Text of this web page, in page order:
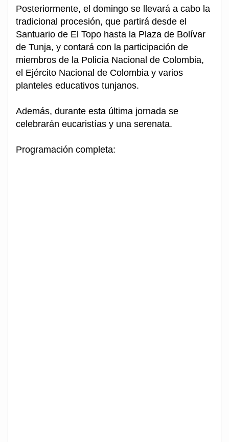
Posteriormente, el domingo se llevará a cabo la
tradicional procesión, que partirá desde el
Santuario de El Topo hasta la Plaza de Bolívar
de Tunja, y contará con la participación de
miembros de la Policía Nacional de Colombia,
el Ejército Nacional de Colombia y varios
planteles educativos tunjanos.
Además, durante esta última jornada se
celebrarán eucaristías y una serenata.
Programación completa: